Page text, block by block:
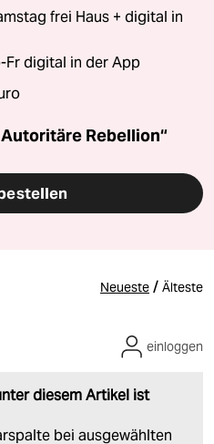
frei Haus + digital in
Fr digital in der App
Rebellion“
Neueste / Älteste
diesem Artikel ist
bei ausgewählten
einloggen